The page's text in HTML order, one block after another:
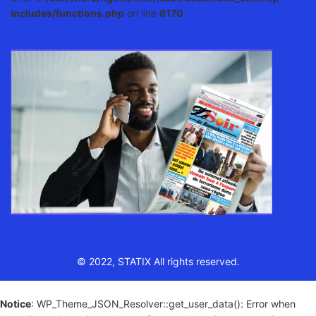
includes/functions.php on line 6170
© 2022, STATIX All rights reserved.
Notice: WP_Theme_JSON_Resolver::get_user_data(): Error when